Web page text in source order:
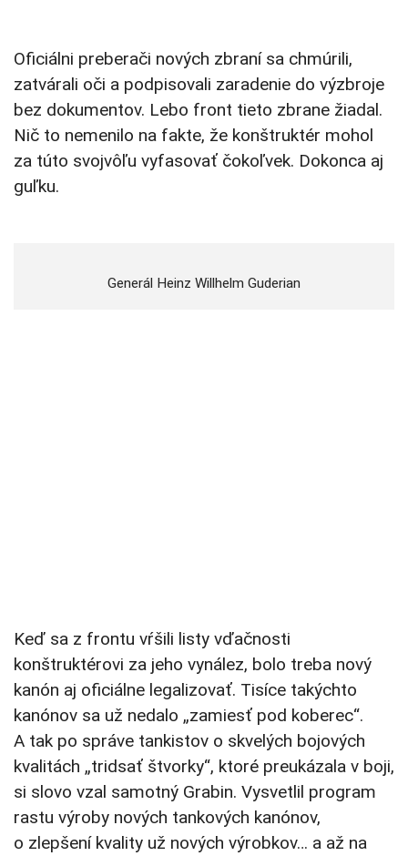
Oficiálni preberači nových zbraní sa chmúrili,
zatvárali oči a podpisovali zaradenie do výzbroje
bez dokumentov. Lebo front tieto zbrane žiadal.
Nič to nemenilo na fakte, že konštruktér mohol
za túto svojvôľu vyfasovať čokoľvek. Dokonca aj
guľku.
Generál Heinz Willhelm Guderian
Keď sa z frontu vŕšili listy vďačnosti
konštruktérovi za jeho vynález, bolo treba nový
kanón aj oficiálne legalizovať. Tisíce takýchto
kanónov sa už nedalo „zamiesť pod koberec“.
A tak po správe tankistov o skvelých bojových
kvalitách „tridsať štvorky“, ktoré preukázala v boji,
si slovo vzal samotný Grabin. Vysvetlil program
rastu výroby nových tankových kanónov,
o zlepšení kvality už nových výrobkov… a až na